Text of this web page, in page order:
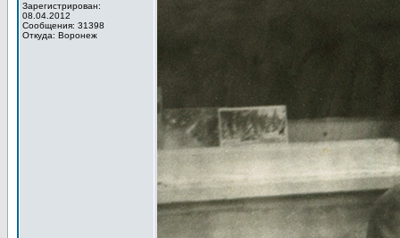
Зарегистрирован:
08.04.2012
Сообщения: 31398
Откуда: Воронеж